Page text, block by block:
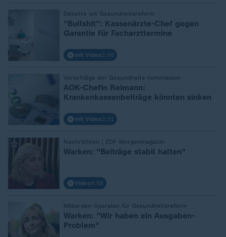
Debatte um Gesundheitsreform
"Bullshit": Kassenärzte-Chef gegen
Garantie für Facharzttermine
mit Video2:58
Vorschläge der Gesundheits-Kommission
AOK-Chefin Reimann:
Krankenkassenbeiträge könnten sinken
mit Video2:31
Nachrichten | ZDF-Morgenmagazin
Warken: "Beiträge stabil halten"
Video4:56
Milliarden-Sparplan für Gesundheitsreform
Warken: "Wir haben ein Ausgaben-
Problem"